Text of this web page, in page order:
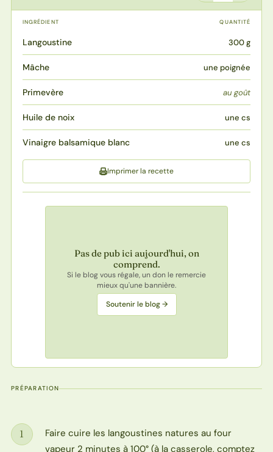
INGRÉDIENT QUANTITÉ
Langoustine 300 g
Mâche une poignée
Primevère au goût
Huile de noix une cs
Vinaigre balsamique blanc une cs
Imprimer la recette
Pas de pub ici aujourd'hui, on
comprend.
Si le blog vous régale, un don le remercie
mieux qu'une bannière.
Soutenir le blog →
PRÉPARATION
Étape
1
Faire cuire les langoustines natures au four
vapeur 2 minutes à 100° (à la casserole, comptez